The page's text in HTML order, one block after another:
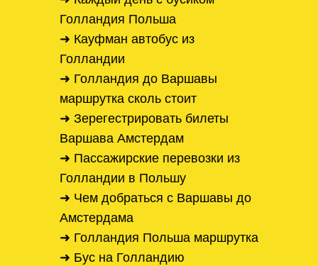
Голландия Польша
➜ Кауфман автобус из
Голландии
➜ Голландия до Варшавы
маршрутка сколь стоит
➜ Зерегестрировать билеты
Варшава Амстердам
➜ Пассажирские перевозки из
Голландии в Польшу
➜ Чем добраться с Варшавы до
Амстердама
➜ Голландия Польша маршрутка
➜ Бус на Голландию